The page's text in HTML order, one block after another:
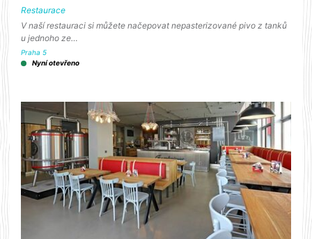
Restaurace
V naší restauraci si můžete načepovat nepasterizované pivo z tanků
u jednoho ze…
Praha 5
Nyní otevřeno